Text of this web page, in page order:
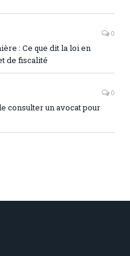
0
: Ce que dit la loi en
de fiscalité
0
consulter un avocat pour